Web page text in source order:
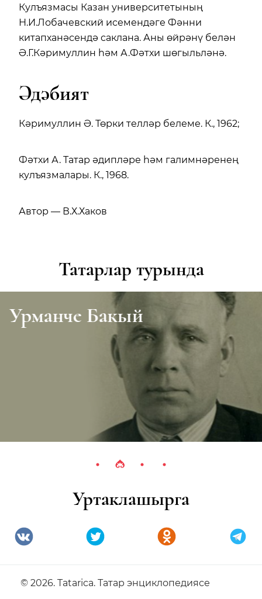
Кулъязмасы Казан университетының
Н.И.Лобачевский исемендәге Фәнни
китапханәсендә саклана. Аны өйрәнү белән
Ә.Г.Кәримуллин һәм А.Фәтхи шөгыльләнә.
Әдәбият
Кәримуллин Ә. Төрки телләр белеме. К., 1962;
Фәтхи А. Татар әдипләре һәм галимнәренең
кулъязмалары. К., 1968.
Автор — В.Х.Хаков
Татарлар турында
Урманче Бакый
Уртаклашырга
© 2026. Tatarica. Татар энциклопедиясе